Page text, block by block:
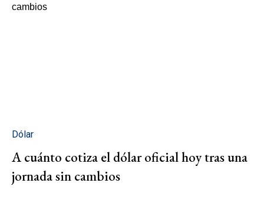
Dólar
A cuánto cotiza el dólar oficial hoy tras una
jornada sin cambios